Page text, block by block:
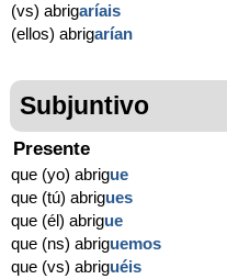
(vs) abrigaríais
(ellos) abrigarían
Subjuntivo
Presente
que (yo) abrigue
que (tú) abrigues
que (él) abrigue
que (ns) abriguemos
que (vs) abriguéis